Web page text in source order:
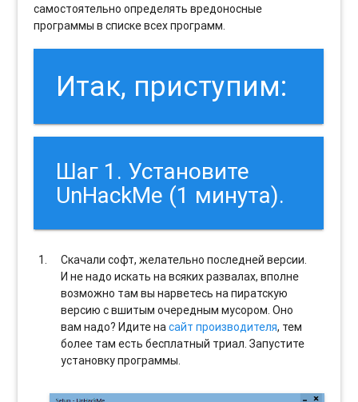
самостоятельно определять вредоносные
программы в списке всех программ.
Итак, приступим:
Шаг 1. Установите
UnHackMe (1 минута).
Скачали софт, желательно последней версии.
И не надо искать на всяких развалах, вполне
возможно там вы нарветесь на пиратскую
версию с вшитым очередным мусором. Оно
вам надо? Идите насайт производителя, тем
более там есть бесплатный триал. Запустите
установку программы.